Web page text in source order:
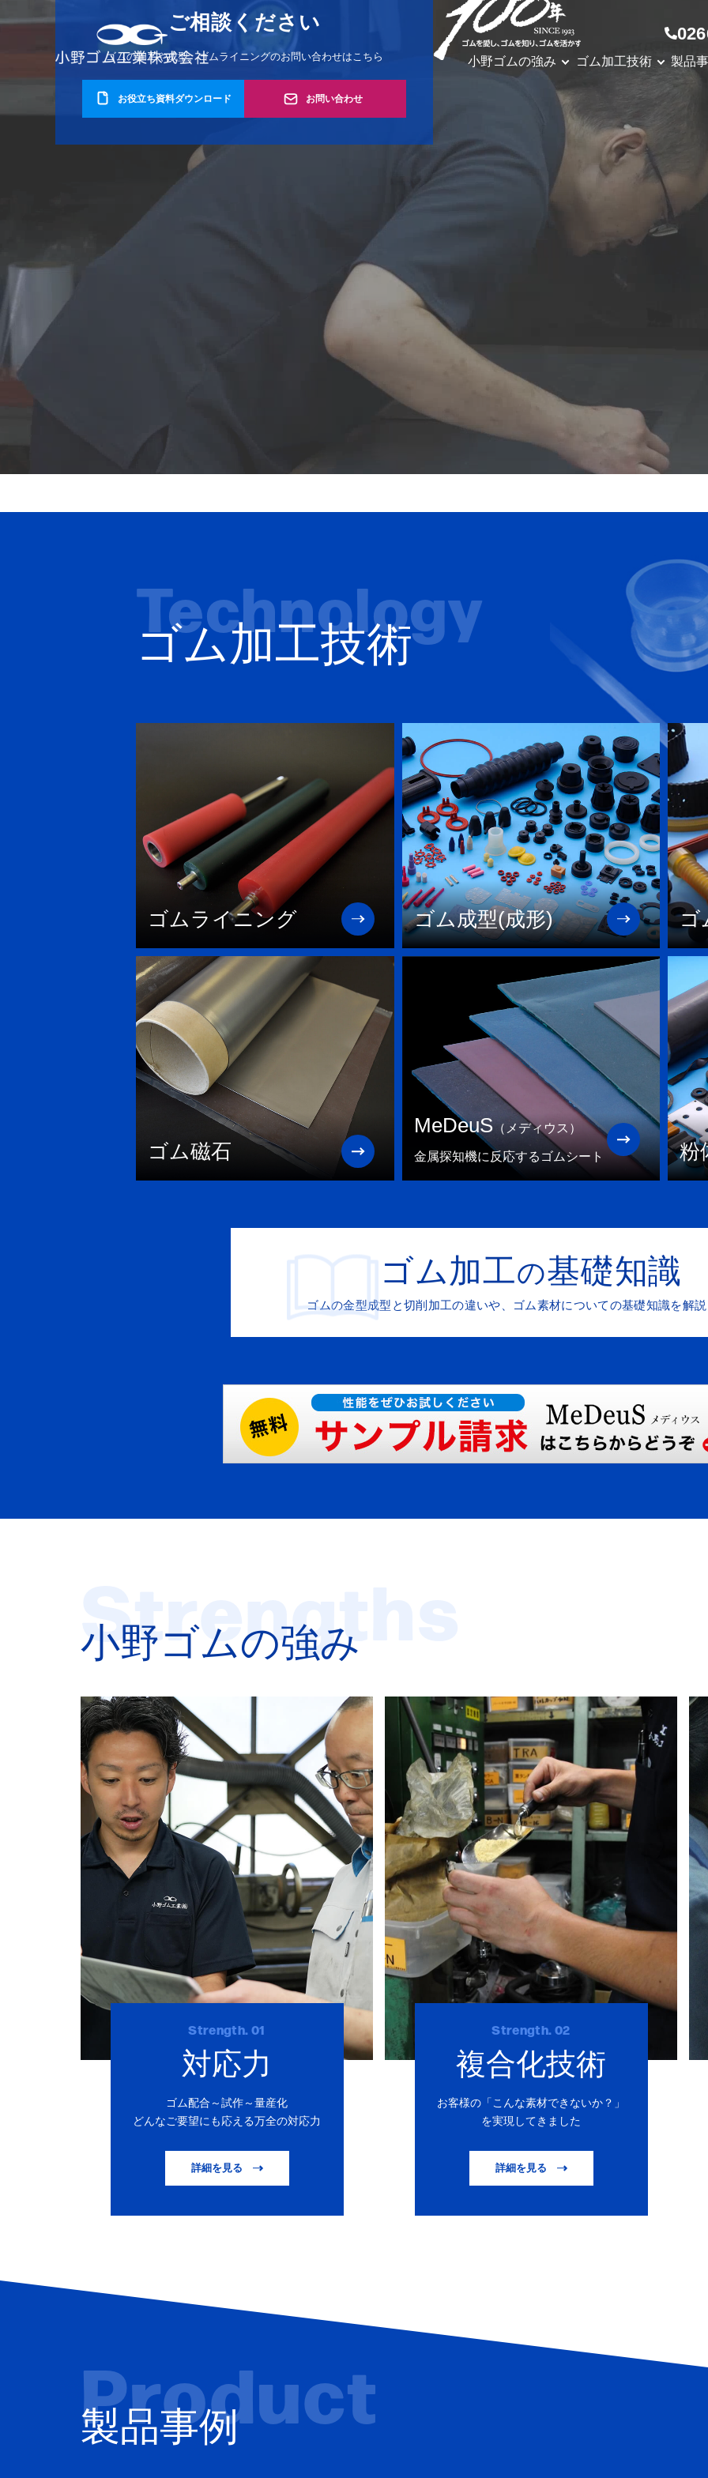
小野ゴムの強み ゴム加工技術 製品
ご相談ください
ゴムの加工や成型、ゴムライニングのお問い合わせはこちら
お役立ち資料ダウンロード お問い合わせ
ゴム加工技術
Technology
ゴムライニング ゴム成型(成形) ゴ
ゴム磁石
MeDeuS（メディウス）
金属探知機に反応するゴムシート 粉
ゴム加工の基礎知識
ゴムの金型成型と切削加工の違いや、 ゴム素材についての基礎知識を解
小野ゴムの強み
Strengths
Strength. 01
対応力
ゴム配合～試作～量産化
どんなご要望にも応える万全の対応力
詳細を見る
Strength. 02
複合化技術
お客様の「こんな素材できないか？」
を実現してきました
詳細を見る
製品事例
Product